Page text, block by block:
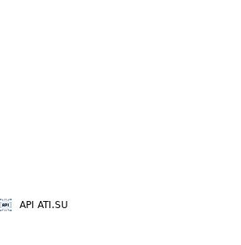
API ATI.SU